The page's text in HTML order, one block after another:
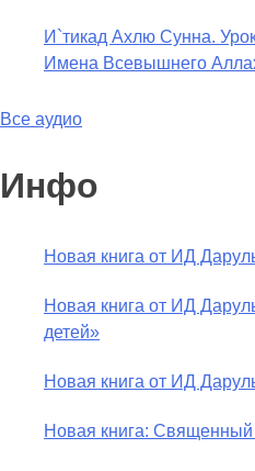
Что означает
образа)?
И`тикад Ахлю Сунна.
Имена Всевышнего
Все аудио
Инфо
Новая книга от ИД
Новая книга от ИД
детей»
Новая книга от ИД
Новая книга: